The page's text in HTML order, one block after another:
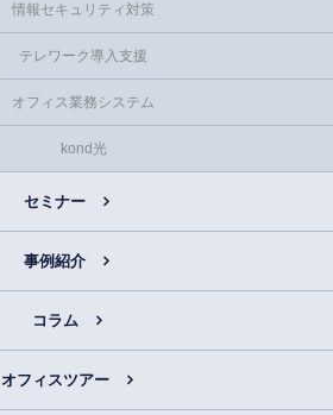
情報セキュリティ対策
テレワーク導入支援
オフィス業務システム
kond光
セミナー
事例紹介
コラム
オフィスツアー